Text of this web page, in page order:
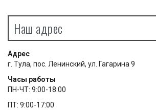
Наш адрес
Адрес
г. Тула, пос. Ленинский, ул. Гагарина 9
Часы работы
ПН-ЧТ: 9:00-18:00
ПТ: 9:00-17:00